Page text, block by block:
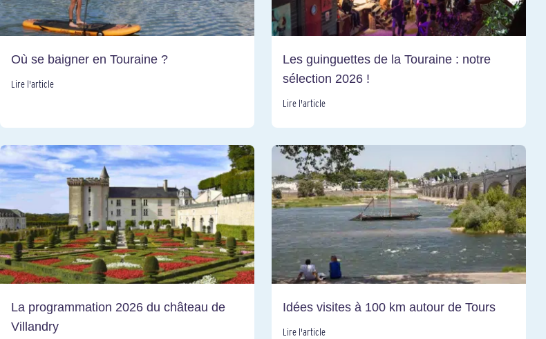
Où se baigner en Touraine ?
Lire l'article
Les guinguettes de la Touraine : notre
sélection 2026 !
Lire l'article
La programmation 2026 du château de
Villandry
Idées visites à 100 km autour de Tours
Lire l'article